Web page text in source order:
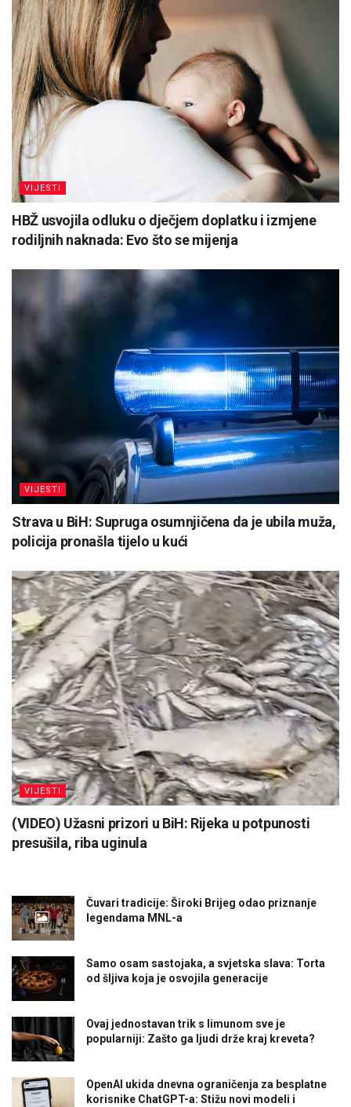
VIJESTI
HBŽ usvojila odluku o dječjem doplatku i izmjene
rodiljnih naknada: Evo što se mijenja
VIJESTI
Strava u BiH: Supruga osumnjičena da je ubila muža,
policija pronašla tijelo u kući
VIJESTI
(VIDEO) Užasni prizori u BiH: Rijeka u potpunosti
presušila, riba uginula
Čuvari tradicije: Široki Brijeg odao priznanje
legendama MNL-a
Samo osam sastojaka, a svjetska slava: Torta
od šljiva koja je osvojila generacije
Ovaj jednostavan trik s limunom sve je
popularniji: Zašto ga ljudi drže kraj kreveta?
OpenAI ukida dnevna ograničenja za besplatne
korisnike ChatGPT-a: Stižu novi modeli i